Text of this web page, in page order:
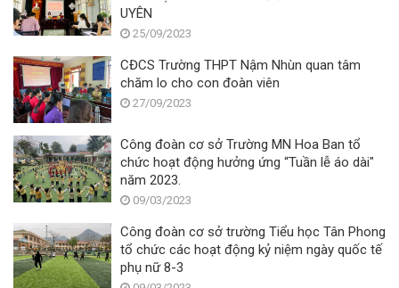
UYÊN
25/09/2023
CĐCS Trường THPT Nậm Nhùn quan tâm
chăm lo cho con đoàn viên
27/09/2023
Công đoàn cơ sở Trường MN Hoa Ban tổ
chức hoạt động hưởng ứng “Tuần lễ áo dài"
năm 2023.
09/03/2023
Công đoàn cơ sở trường Tiểu học Tân Phong
tổ chức các hoạt động kỷ niệm ngày quốc tế
phụ nữ 8-3